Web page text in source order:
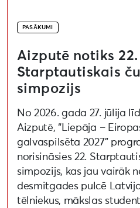
PASĀKUMI
Aizputē notiks 22.
Starptautiskais
simpozijs
No 2026. gada 27. jūlija
Aizputē, “Liepāja –
galvaspilsēta 2027”
norisināsies 22.
simpozijs, kas jau vairāk
desmitgades pulcē
tēlniekus, mākslas